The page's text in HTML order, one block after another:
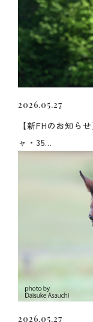
2026.05.27
【新FHのお知ら
ャ・35...
2026.05.27